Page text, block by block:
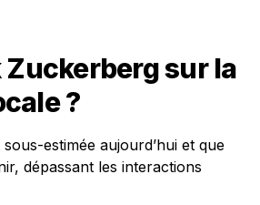
Zuckerberg sur la
?
estimée aujourd’hui et que
dépassant les interactions